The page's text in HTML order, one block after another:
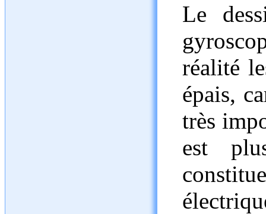
Le
réalité
épais,
très
est